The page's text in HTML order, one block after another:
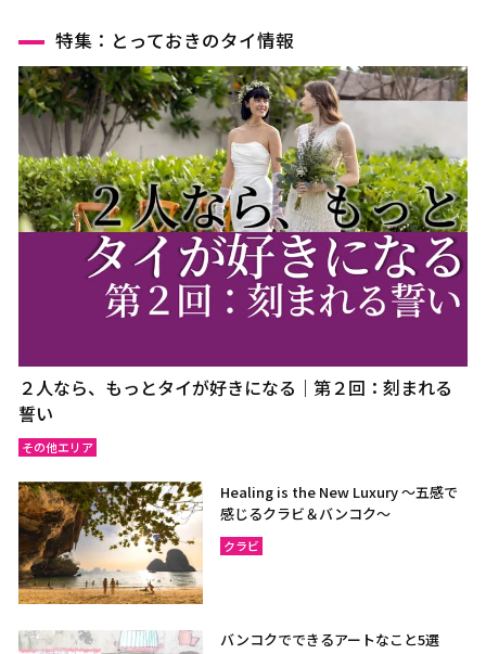
特集：とっておきのタイ情報
２人なら、もっとタイが好きになる｜第２回：刻まれる
誓い
その他エリア
Healing is the New Luxury ～五感で
感じるクラビ＆バンコク～
クラビ
バンコクでできるアートなこと5選